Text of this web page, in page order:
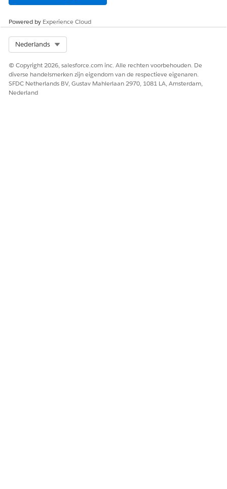
Powered by Experience Cloud
Nederlands
© Copyright 2026, salesforce.com inc. Alle rechten voorbehouden. De
diverse handelsmerken zijn eigendom van de respectieve eigenaren.
SFDC Netherlands BV, Gustav Mahlerlaan 2970, 1081 LA, Amsterdam,
Nederland